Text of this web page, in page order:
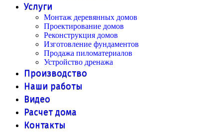
Услуги
Монтаж деревянных домов
Проектирование домов
Реконструкция домов
Изготовление фундаментов
Продажа пиломатериалов
Устройство дренажа
Производство
Наши работы
Видео
Расчет дома
Контакты